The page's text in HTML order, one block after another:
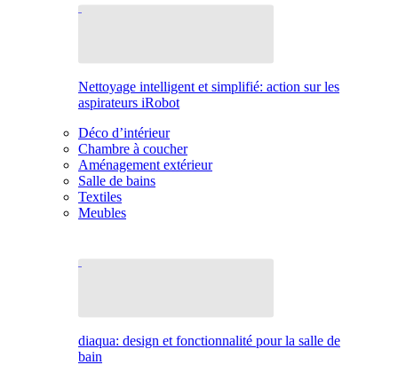
Nettoyage intelligent et simplifié: action sur les
aspirateurs iRobot
Déco d’intérieur
Chambre à coucher
Aménagement extérieur
Salle de bains
Textiles
Meubles
diaqua: design et fonctionnalité pour la salle de
bain